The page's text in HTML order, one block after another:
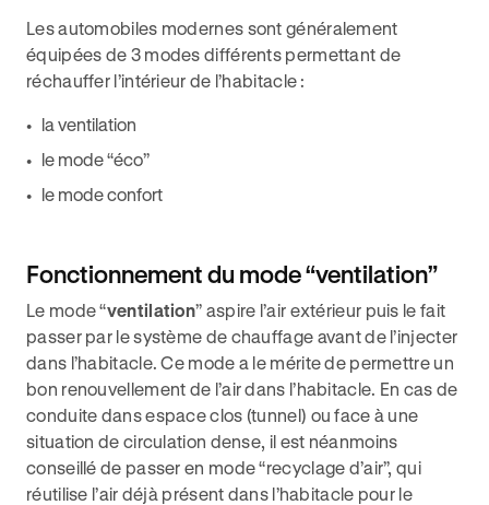
Les automobiles modernes sont généralement
équipées de 3 modes différents permettant de
réchauffer l’intérieur de l’habitacle :
la ventilation
le mode “éco”
le mode confort
Fonctionnement du mode “ventilation”
Le mode “ventilation” aspire l’air extérieur puis le fait
passer par le système de chauffage avant de l’injecter
dans l’habitacle. Ce mode a le mérite de permettre un
bon renouvellement de l’air dans l’habitacle. En cas de
conduite dans espace clos (tunnel) ou face à une
situation de circulation dense, il est néanmoins
conseillé de passer en mode “recyclage d’air”, qui
réutilise l’air déjà présent dans l’habitacle pour le